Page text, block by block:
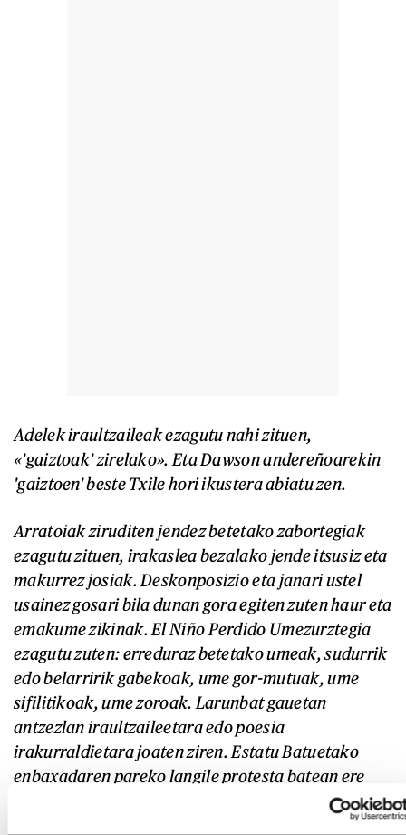
Adelek iraultzaileak ezagutu nahi zituen,
«'gaiztoak'zirelako». Eta Dawson andereñoarekin
'gaiztoen' beste Txile hori ikustera abiatu zen.
Arratoiak ziruditen jendez betetako zabortegiak
ezagutu zituen, irakaslea bezalako jende itsusiz eta
makurrez josiak. Deskonposizio eta janari ustel
usainez gosari bila dunan gora egiten zuten haur eta
emakume zikinak. El Niño Perdido Umezurztegia
ezagutu zuten: erreduraz betetako umeak, sudurrik
edo belarririk gabekoak, ume gor-mutuak, ume
sifilitikoak, ume zoroak. Larunbat gauetan
antzezlan iraultzaileetara edo poesia
irakurraldietara joaten ziren. Estatu Batuetako
enbaxadaren pareko langile protesta batean ere
egon ziren, aitaren lagun batek kalean topatu eta